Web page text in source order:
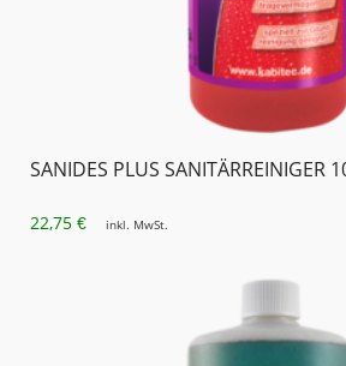
SANIDES PLUS SANITÄRREINIGER
22,75 € inkl. MwSt.